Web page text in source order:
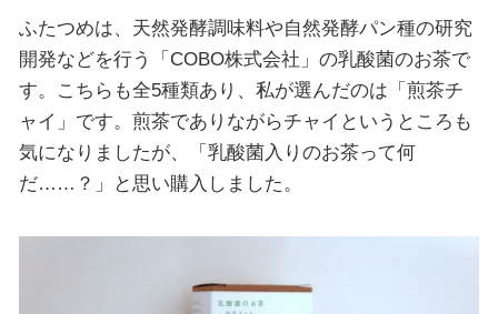
ふたつめは、天然発酵調味料や自然発酵パン種の研究
開発などを行う「COBO株式会社」の乳酸菌のお茶で
す。こちらも全5種類あり、私が選んだのは「煎茶チ
ャイ」です。煎茶でありながらチャイというところも
気になりましたが、「乳酸菌入りのお茶って何
だ……？」と思い購入しました。